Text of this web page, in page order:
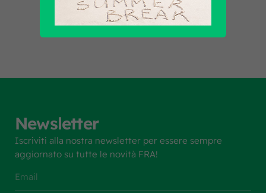
Scopri tutti i prodotti
Newsletter
Iscriviti alla nostra newsletter per essere sempre
aggiornato su tutte le novità FRA!